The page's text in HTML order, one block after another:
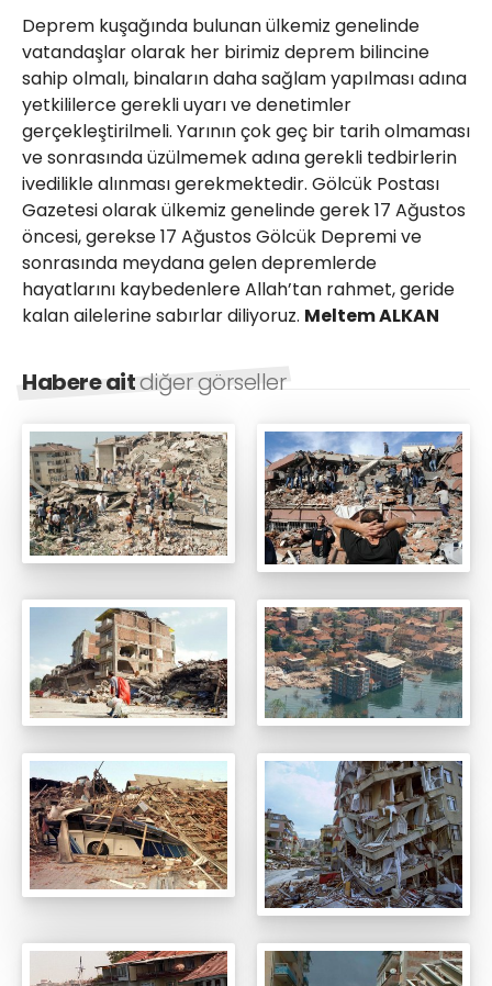
Deprem kuşağında bulunan ülkemiz genelinde
vatandaşlar olarak her birimiz deprem bilincine
sahip olmalı, binaların daha sağlam yapılması adına
yetkililerce gerekli uyarı ve denetimler
gerçekleştirilmeli. Yarının çok geç bir tarih olmaması
ve sonrasında üzülmemek adına gerekli tedbirlerin
ivedilikle alınması gerekmektedir. Gölcük Postası
Gazetesi olarak ülkemiz genelinde gerek 17 Ağustos
öncesi, gerekse 17 Ağustos Gölcük Depremi ve
sonrasında meydana gelen depremlerde
hayatlarını kaybedenlere Allah’tan rahmet, geride
kalan ailelerine sabırlar diliyoruz. Meltem ALKAN
Habere aitdiğer görseller